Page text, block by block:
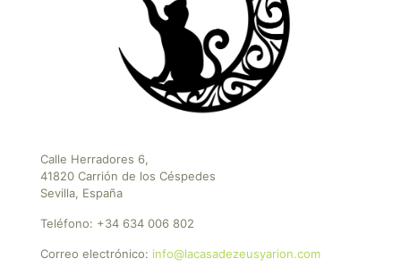
Calle Herradores 6,
41820 Carrión de los Céspedes
Sevilla, España
Teléfono: +34 634 006 802
Correo electrónico: info@lacasadezeusyarion.com